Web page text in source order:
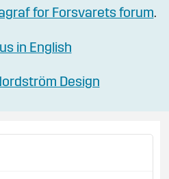
for Forsvarets forum.
in English
Design